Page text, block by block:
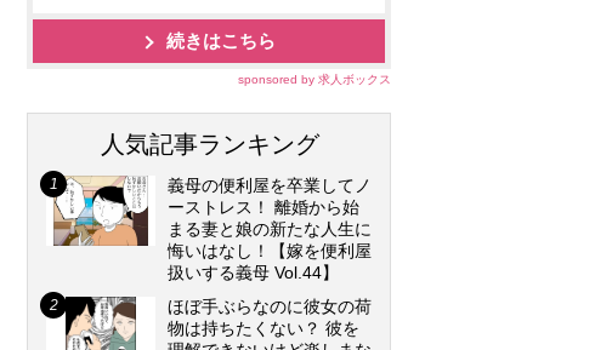
続きはこちら
sponsored by 求人ボックス
人気記事ランキング
義母の便利屋を卒業してノ
ーストレス！ 離婚から始
まる妻と娘の新たな人生に
悔いはなし！【嫁を便利屋
扱いする義母 Vol.44】
ほぼ手ぶらなのに彼女の荷
物は持ちたくない？ 彼を